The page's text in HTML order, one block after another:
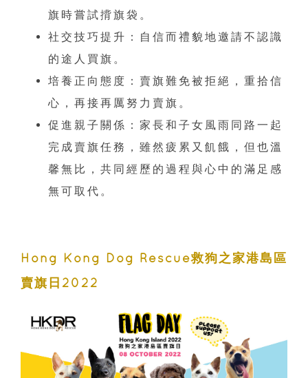
旗時嘗試揹旗袋。
社交技巧提升：自信而禮貌地邀請不認識
的途人買旗。
培養正向態度：賣旗難免被拒絕，重拾信
心，再接再厲努力賣旗。
促進親子關係：家長和子女風雨同路一起
完成賣旗任務，雖然疲累又飢餓，但也溫
馨無比，共同經歷的過程與心中的滿足感
無可取代。
Hong Kong Dog Rescue救狗之家港島區
賣旗日2022